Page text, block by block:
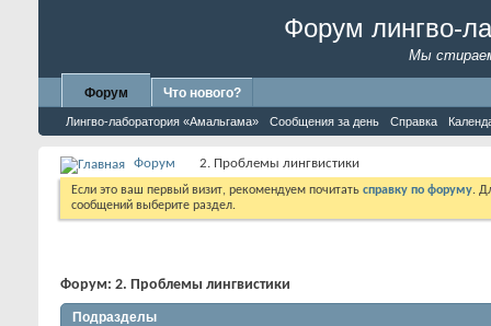
Форум лингво-
Мы
Форум
Лингво-лаборатория «Амальгама» Сообщения за день Справка
Что нового?
Форум 2. Проблемы лингвистики
Если это ваш первый визит, рекомендуем почитать справку по форуму.
сообщений выберите раздел.
Форум: 2. Проблемы лингвистики
Подразделы